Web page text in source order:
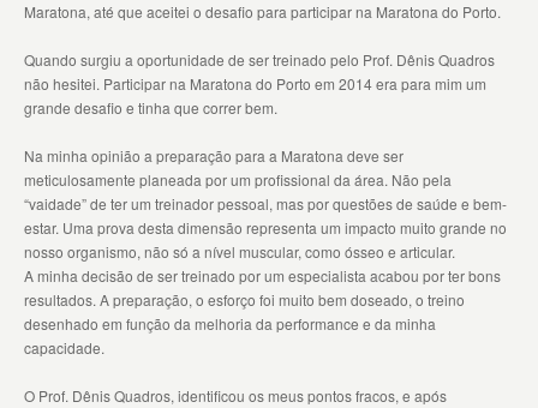
Maratona, até que aceitei o desafio para participar na Maratona do Porto.
Quando surgiu a oportunidade de ser treinado pelo Prof. Dênis Quadros
não hesitei. Participar na Maratona do Porto em 2014 era para mim um
grande desafio e tinha que correr bem.
Na minha opinião a preparação para a Maratona deve ser
meticulosamente planeada por um profissional da área. Não pela
“vaidade” de ter um treinador pessoal, mas por questões de saúde e bem-
estar. Uma prova desta dimensão representa um impacto muito grande no
nosso organismo, não só a nível muscular, como ósseo e articular.
A minha decisão de ser treinado por um especialista acabou por ter bons
resultados. A preparação, o esforço foi muito bem doseado, o treino
desenhado em função da melhoria da performance e da minha
capacidade.
O Prof. Dênis Quadros, identificou os meus pontos fracos, e após